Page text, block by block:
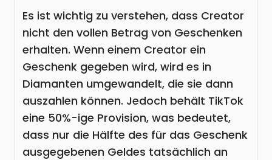
Es ist wichtig zu verstehen, dass Creator
nicht den vollen Betrag von Geschenken
erhalten. Wenn einem Creator ein
Geschenk gegeben wird, wird es in
Diamanten umgewandelt, die sie dann
auszahlen können. Jedoch behält TikTok
eine 50%-ige Provision, was bedeutet,
dass nur die Hälfte des für das Geschenk
ausgegebenen Geldes tatsächlich an